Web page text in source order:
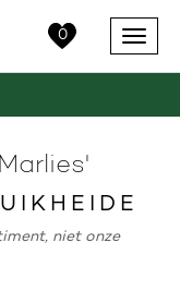
0 Menu
niet onze